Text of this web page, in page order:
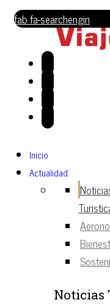
fab fa-searchengin
Inicio
Actualidad
Noticias